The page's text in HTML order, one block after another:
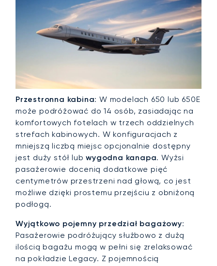
Przestronna kabina: W modelach 650 lub 650E
może podróżować do 14 osób, zasiadając na
komfortowych fotelach w trzech oddzielnych
strefach kabinowych. W konfiguracjach z
mniejszą liczbą miejsc opcjonalnie dostępny
jest duży stół lubwygodna kanapa. Wyżsi
pasażerowie docenią dodatkowe pięć
centymetrów przestrzeni nad głową, co jest
możliwe dzięki prostemu przejściu z obniżoną
podłogą.
Wyjątkowo pojemny przedział bagażowy:
Pasażerowie podróżujący służbowo z dużą
ilością bagażu mogą w pełni się zrelaksować
na pokładzie Legacy. Z pojemnością